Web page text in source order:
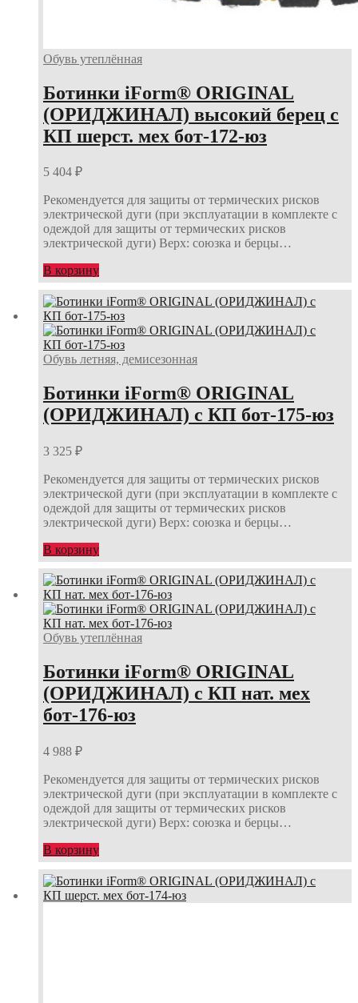
Обувь утеплённая
Ботинки iForm® ORIGINAL
(ОРИДЖИНАЛ) высокий берец с
КП шерст. мех бот-172-юз
5 404 ₽
Рекомендуется для защиты от термических рисков
электрической дуги (при эксплуатации в комплекте с
одеждой для защиты от термических рисков
электрической дуги) Верх: союзка и берцы…
В корзину
Обувь летняя, демисезонная
Ботинки iForm® ORIGINAL
(ОРИДЖИНАЛ) с КП бот-175-юз
3 325 ₽
Рекомендуется для защиты от термических рисков
электрической дуги (при эксплуатации в комплекте с
одеждой для защиты от термических рисков
электрической дуги) Верх: союзка и берцы…
В корзину
Обувь утеплённая
Ботинки iForm® ORIGINAL
(ОРИДЖИНАЛ) с КП нат. мех
бот-176-юз
4 988 ₽
Рекомендуется для защиты от термических рисков
электрической дуги (при эксплуатации в комплекте с
одеждой для защиты от термических рисков
электрической дуги) Верх: союзка и берцы…
В корзину